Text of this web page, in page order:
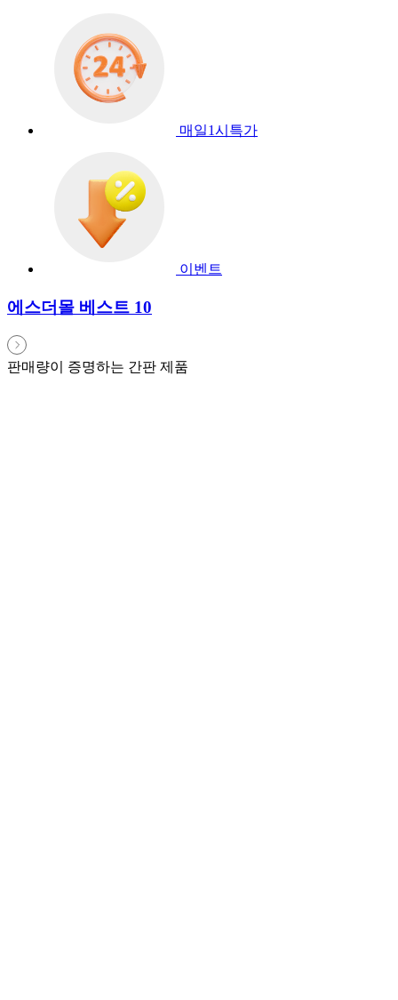
매일1시특가
이벤트
에스더몰 베스트 10
판매량이 증명하는 간판 제품